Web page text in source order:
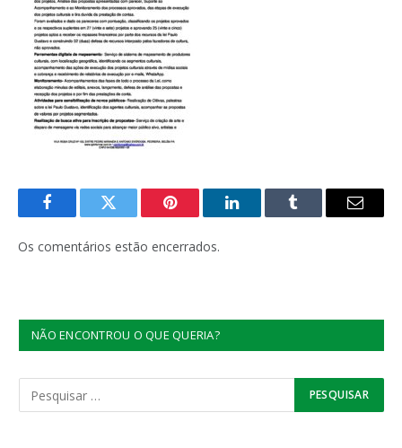
FacebookTwitter Pinterest LinkedInTumblr
E-
Os comentários estão encerrados.
NÃO ENCONTROU O QUE QUERIA?